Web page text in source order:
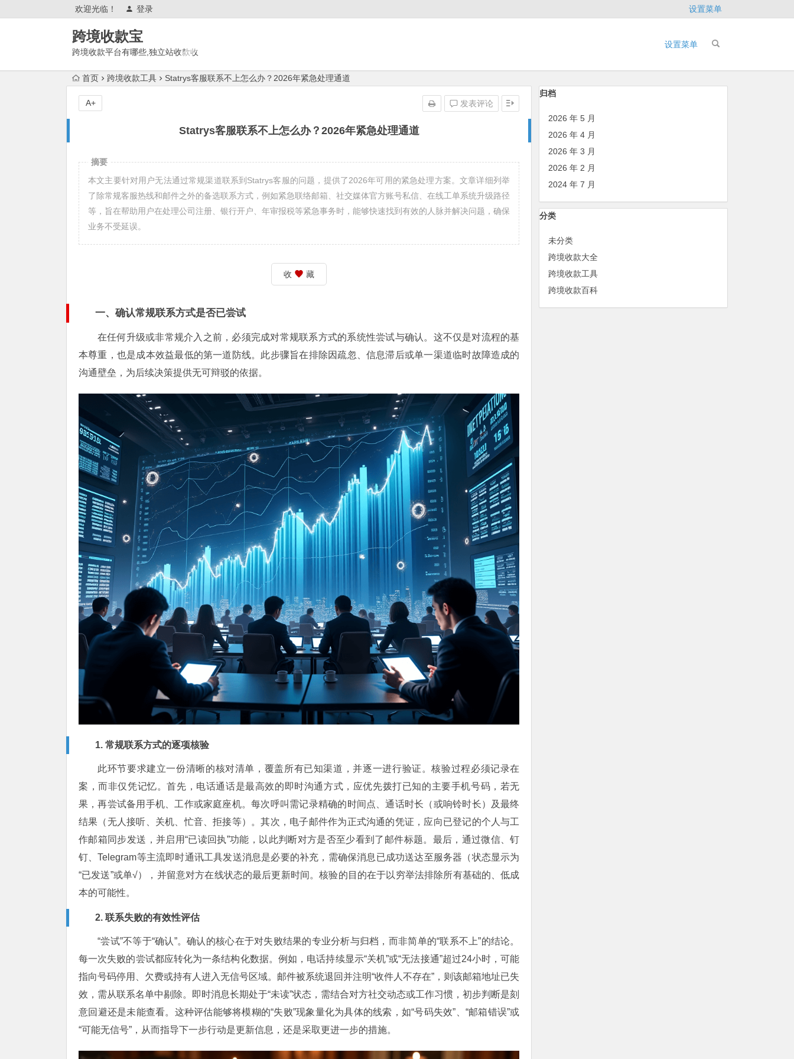
欢迎光临！ 登录 设置菜单
跨境收款宝
跨境收款平台有哪些,独立站收款收
具,平台,渠道,方式,账户
设置菜单
首页 跨境收款工具 Statrys客服联系不上怎么办？2026年紧急处理通道
Statrys客服联系不上怎么办？2026年紧急处理通道
发表评论
A+
摘要
本文主要针对用户无法通过常规渠道联系到Statrys客服的问题，提供了2026年可用的紧急处理方案。文章详细列举
了除常规客服热线和邮件之外的备选联系方式，例如紧急联络邮箱、社交媒体官方账号私信、在线工单系统升级路径
等，旨在帮助用户在处理公司注册、银行开户、年审报税等紧急事务时，能够快速找到有效的人脉并解决问题，确保
业务不受延误。
收 藏
一、确认常规联系方式是否已尝试
在任何升级或非常规介入之前，必须完成对常规联系方式的系统性尝试与确认。这不仅是对流程的基
本尊重，也是成本效益最低的第一道防线。此步骤旨在排除因疏忽、信息滞后或单一渠道临时故障造成的
沟通壁垒，为后续决策提供无可辩驳的依据。
1. 常规联系方式的逐项核验
此环节要求建立一份清晰的核对清单，覆盖所有已知渠道，并逐一进行验证。核验过程必须记录在
案，而非仅凭记忆。首先，电话通话是最高效的即时沟通方式，应优先拨打已知的主要手机号码，若无
果，再尝试备用手机、工作或家庭座机。每次呼叫需记录精确的时间点、通话时长（或响铃时长）及最终
结果（无人接听、关机、忙音、拒接等）。其次，电子邮件作为正式沟通的凭证，应向已登记的个人与工
作邮箱同步发送，并启用“已读回执”功能，以此判断对方是否至少看到了邮件标题。最后，通过微信、钉
钉、Telegram等主流即时通讯工具发送消息是必要的补充，需确保消息已成功送达至服务器（状态显示为
“已发送”或单√），并留意对方在线状态的最后更新时间。核验的目的在于以穷举法排除所有基础的、低成
本的可能性。
2. 联系失败的有效性评估
“尝试”不等于“确认”。确认的核心在于对失败结果的专业分析与归档，而非简单的“联系不上”的结论。
每一次失败的尝试都应转化为一条结构化数据。例如，电话持续显示“关机”或“无法接通”超过24小时，可能
指向号码停用、欠费或持有人进入无信号区域。邮件被系统退回并注明“收件人不存在”，则该邮箱地址已失
效，需从联系名单中剔除。即时消息长期处于“未读”状态，需结合对方社交动态或工作习惯，初步判断是刻
意回避还是未能查看。这种评估能够将模糊的“失败”现象量化为具体的线索，如“号码失效”、“邮箱错误”或
“可能无信号”，从而指导下一步行动是更新信息，还是采取更进一步的措施。
归档
2026 年 5 月
2026 年 4 月
2026 年 3 月
2026 年 2 月
2024 年 7 月
分类
未分类
跨境收款大全
跨境收款工具
跨境收款百科